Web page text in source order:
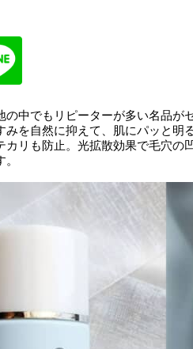
の中でもリピーターが多い名品
みを自然に抑えて、肌にパッと明
カリも防止。光拡散効果で毛穴の